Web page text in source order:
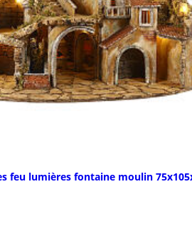
feu lumières fontaine moulin